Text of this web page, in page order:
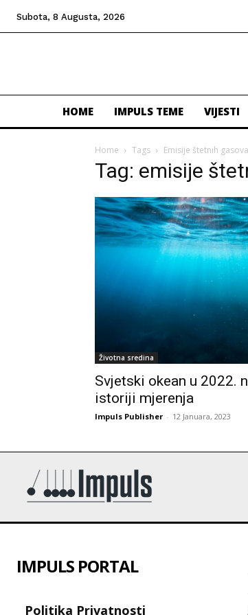
Subota, 8 Augusta, 2026
HOME IMPULS TEME VIJESTI
Home Tags Emisije štetnih gasova
Tag: emisije
Životna sredina
Svjetski okean u 2022.
istoriji mjerenja
Impuls Publisher - 12 Januara, 2023
IMPULS PORTAL
Politika Privatnosti